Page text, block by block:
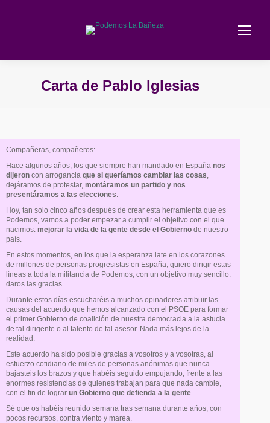
Carta de Pablo Iglesias
Compañeras, compañeros:
Hace algunos años, los que siempre han mandado en España nos
dijeron con arrogancia que si queríamos cambiar las cosas,
dejáramos de protestar, montáramos un partido y nos
presentáramos a las elecciones.
Hoy, tan solo cinco años después de crear esta herramienta que es
Podemos, vamos a poder empezar a cumplir el objetivo con el que
nacimos: mejorar la vida de la gente desde el Gobierno de nuestro
país.
En estos momentos, en los que la esperanza late en los corazones
de millones de personas progresistas en España, quiero dirigir estas
líneas a toda la militancia de Podemos, con un objetivo muy sencillo:
daros las gracias.
Durante estos días escucharéis a muchos opinadores atribuir las
causas del acuerdo que hemos alcanzado con el PSOE para formar
el primer Gobierno de coalición de nuestra democracia a la astucia
de tal dirigente o al talento de tal asesor. Nada más lejos de la
realidad.
Este acuerdo ha sido posible gracias a vosotros y a vosotras, al
esfuerzo cotidiano de miles de personas anónimas que nunca
bajasteis los brazos y que habéis seguido empujando, frente a las
enormes resistencias de quienes trabajan para que nada cambie,
con el fin de lograr un Gobierno que defienda a la gente.
Sé que os habéis reunido semana tras semana durante años, con
pocos recursos, contra viento y marea.